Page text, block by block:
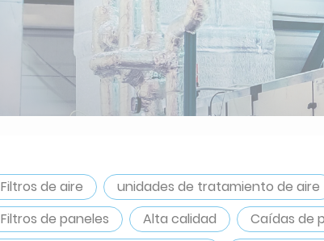
Filtros de aire unidades de tratamiento de aire
Filtros de paneles
Alta calidad Caídas de